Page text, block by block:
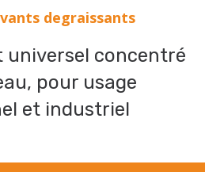
degraissants
universel concentré
pour usage
et industriel